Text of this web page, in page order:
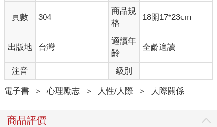
只是坐著被動接受所有虐待，這是在自我貶低。你沒有完全活出
生命的意義，你放棄靈魂寶貴的部分。但這對霸淩者來說永遠不
夠。你愈退縮和道歉、拒絕捲入衝突，他們就愈不滿意並且要求
更多。最糟糕的是，你會讓自己失望。
我明白，一想到衝突，大多數人便會產生衝突的情緒——人際間
的衝突可能導致意見分歧，進而破壞友誼；還可能使辦公室文化
變得讓人難以忍受；在極端情況下，甚至會引發暴亂、戰爭和流
血事件。你可能會想：等一下，文明存在的目的不就是要減少或
消除衝突嗎？戰爭很糟糕，人民之間的紛爭也很糟糕。這倒未
校園惡霸，並透過反擊結束每天的折磨嗎？沒有，沒有，還是沒
頁數 304
商品規
格
18開17*23cm
出版地 台灣
適讀年
齡
全齡適讀
注音 級別
電子書 ＞ 心理勵志 ＞ 人性/人際 ＞ 人際關係
商品評價